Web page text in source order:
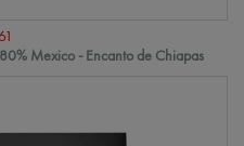
Mexico - Encanto de Chiapas